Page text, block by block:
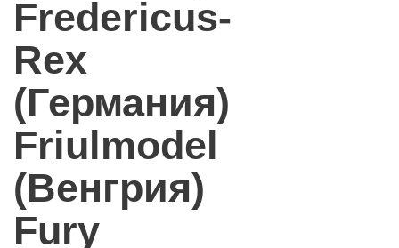
Fredericus-
Rex
(Германия)
Friulmodel
(Венгрия)
Fury